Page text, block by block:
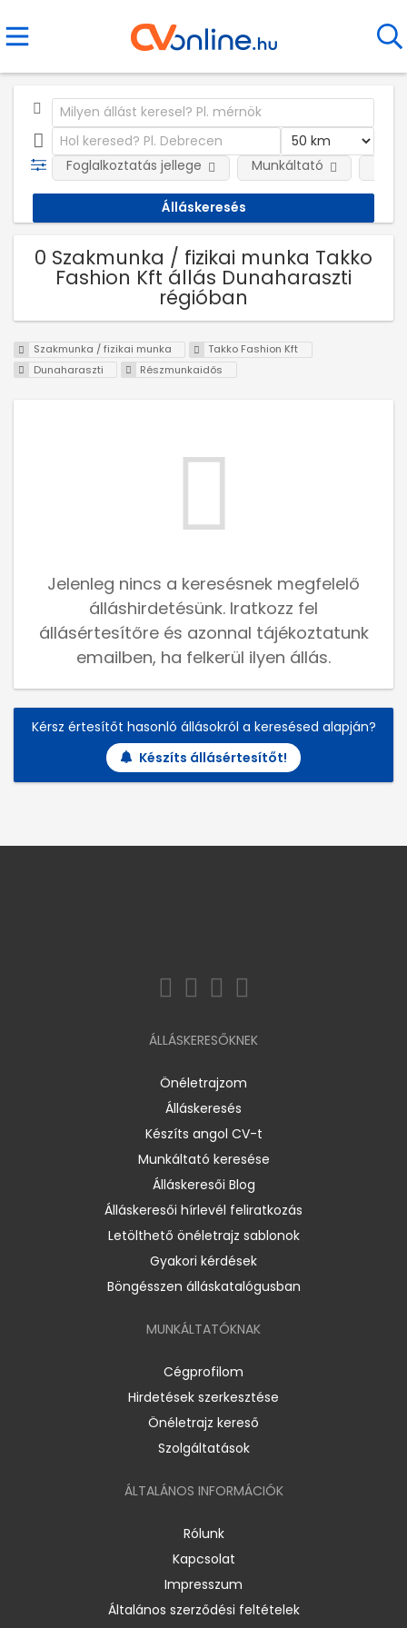
Foglalkoztatás jellege Munkáltató
0 Szakmunka / fizikai munka Takko
Fashion Kft állás Dunaharaszti
régióban
Szakmunka / fizikai munka
Takko Fashion Kft
Dunaharaszti
Részmunkaidős
Jelenleg nincs a keresésnek megfelelő
álláshirdetésünk. Iratkozz fel
állásértesítőre és azonnal tájékoztatunk
emailben, ha felkerül ilyen állás.
Kérsz értesítőt hasonló állásokról a keresésed alapján?
Készíts állásértesítőt!
ÁLLÁSKERESŐKNEK
Önéletrajzom
Álláskeresés
Készíts angol CV-t
Munkáltató keresése
Álláskeresői Blog
Álláskeresői hírlevél feliratkozás
Letölthető önéletrajz sablonok
Gyakori kérdések
Böngésszen álláskatalógusban
MUNKÁLTATÓKNAK
Cégprofilom
Hirdetések szerkesztése
Önéletrajz kereső
Szolgáltatások
ÁLTALÁNOS INFORMÁCIÓK
Rólunk
Kapcsolat
Impresszum
Általános szerződési feltételek